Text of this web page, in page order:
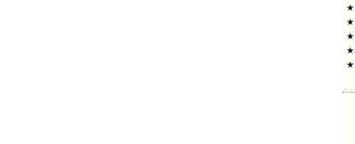
★
★
★
★
★